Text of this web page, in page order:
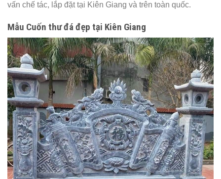
vấn chế tác, lắp đặt tại Kiên Giang và trên toàn quốc.
Mẫu Cuốn thư đá đẹp tại Kiên Giang